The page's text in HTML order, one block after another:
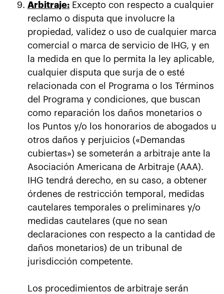
Arbitraje: Excepto con respecto a cualquier
reclamo o disputa que involucre la
propiedad, validez o uso de cualquier marca
comercial o marca de servicio de IHG, y en
la medida en que lo permita la ley aplicable,
cualquier disputa que surja de o esté
relacionada con el Programa o los Términos
del Programa y condiciones, que buscan
como reparación los daños monetarios o
los Puntos y/o los honorarios de abogados u
otros daños y perjuicios («Demandas
cubiertas») se someterán a arbitraje ante la
Asociación Americana de Arbitraje (AAA).
IHG tendrá derecho, en su caso, a obtener
órdenes de restricción temporal, medidas
cautelares temporales o preliminares y/o
medidas cautelares (que no sean
declaraciones con respecto a la cantidad de
daños monetarios) de un tribunal de
jurisdicción competente.
Los procedimientos de arbitraje serán